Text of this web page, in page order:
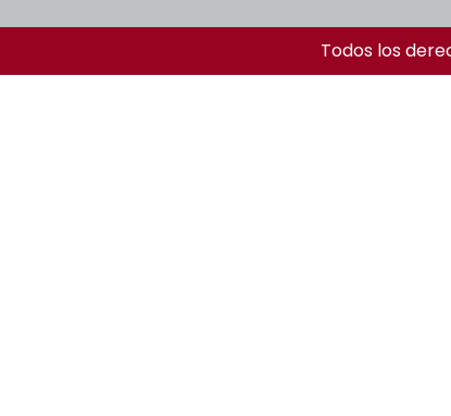
Todos los